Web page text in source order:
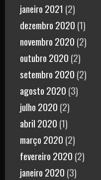
janeiro 2021 (2)
dezembro 2020 (1)
novembro 2020 (2)
outubro 2020 (2)
setembro 2020 (2)
agosto 2020 (3)
julho 2020 (2)
abril 2020 (1)
março 2020 (2)
fevereiro 2020 (2)
janeiro 2020 (3)